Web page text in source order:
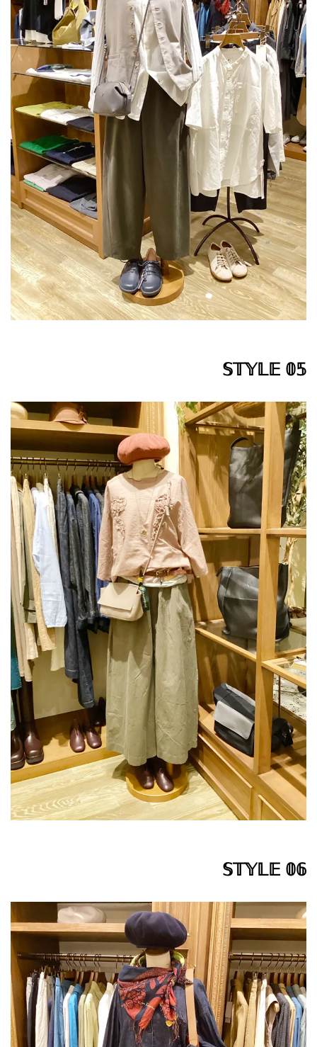
𝕊𝕋𝕐𝕃𝔼 𝟘𝟝
𝕊𝕋𝕐𝕃𝔼 𝟘𝟞